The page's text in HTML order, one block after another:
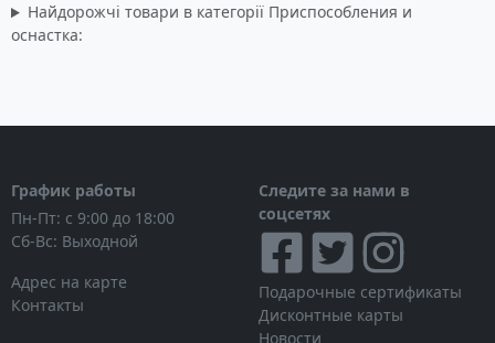
Найдорожчі товари в категорії Приспособления и
оснастка:
График работы
Пн-Пт: с 9:00 до 18:00
Сб-Вс: Выходной
Адрес на карте
Контакты
Следите за нами в
соцсетях
Подарочные сертификаты
Дисконтные карты
Новости